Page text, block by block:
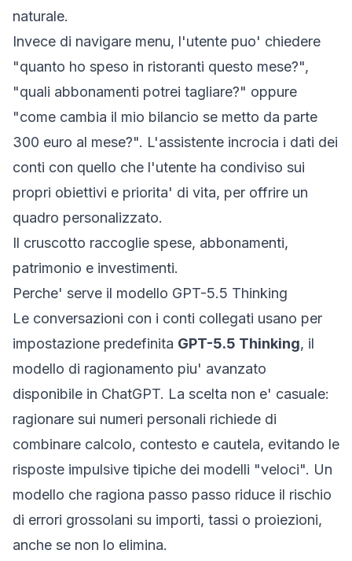
naturale.
Invece di navigare menu, l'utente puo' chiedere
"quanto ho speso in ristoranti questo mese?",
"quali abbonamenti potrei tagliare?" oppure
"come cambia il mio bilancio se metto da parte
300 euro al mese?". L'assistente incrocia i dati dei
conti con quello che l'utente ha condiviso sui
propri obiettivi e priorita' di vita, per offrire un
quadro personalizzato.
Il cruscotto raccoglie spese, abbonamenti,
patrimonio e investimenti.
Perche' serve il modello GPT-5.5 Thinking
Le conversazioni con i conti collegati usano per
impostazione predefinita GPT-5.5 Thinking, il
modello di ragionamento piu' avanzato
disponibile in ChatGPT. La scelta non e' casuale:
ragionare sui numeri personali richiede di
combinare calcolo, contesto e cautela, evitando le
risposte impulsive tipiche dei modelli "veloci". Un
modello che ragiona passo passo riduce il rischio
di errori grossolani su importi, tassi o proiezioni,
anche se non lo elimina.